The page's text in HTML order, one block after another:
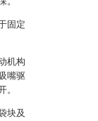
固定
机构
嘴驱
。
块及